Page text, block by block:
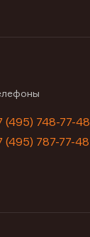
(495) 748-77-48
(495) 787-77-48